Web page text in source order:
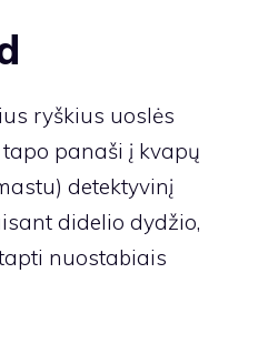
ryškius uoslės
panaši į kvapų
detektyvinį
didelio dydžio,
nuostabiais